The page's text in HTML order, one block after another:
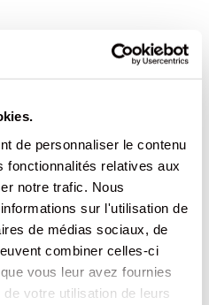
de personnaliser le contenu
fonctionnalités relatives aux
notre trafic. Nous
sur l'utilisation de
de médias sociaux, de
combiner celles-ci
vous leur avez fournies
votre utilisation de leurs
les grands et les petits!
VOUS